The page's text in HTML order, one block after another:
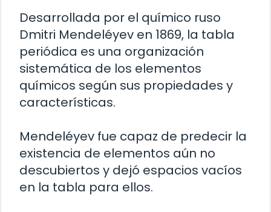
Desarrollada por el químico ruso
Dmitri Mendeléyev en 1869, la tabla
periódica es una organización
sistemática de los elementos
químicos según sus propiedades y
características.
Mendeléyev fue capaz de predecir la
existencia de elementos aún no
descubiertos y dejó espacios vacíos
en la tabla para ellos.